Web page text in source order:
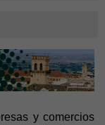
y comercios